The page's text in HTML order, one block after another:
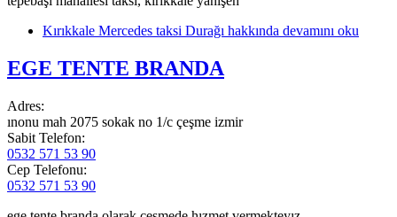
Kırıkkale Mercedes taksi Durağı hakkında devamını oku
EGE TENTE BRANDA
Adres:
ınonu mah 2075 sokak no 1/c çeşme izmir
Sabit Telefon:
0532 571 53 90
Cep Telefonu:
0532 571 53 90